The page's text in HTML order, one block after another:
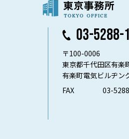
03-5288-
〒100-0006
東京都千代田区有楽
有楽町電気ビルヂン
FAX
03-